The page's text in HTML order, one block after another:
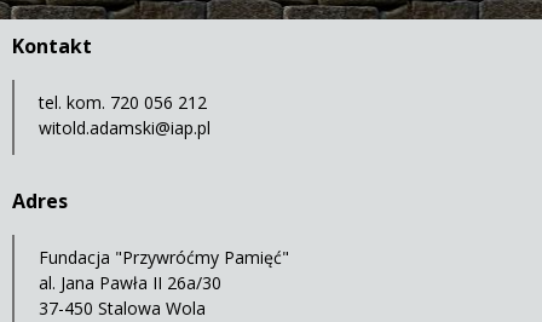
Kontakt
tel. kom. 720 056 212
witold.adamski@iap.pl
Adres
Fundacja "Przywróćmy Pamięć"
al. Jana Pawła II 26a/30
37-450 Stalowa Wola